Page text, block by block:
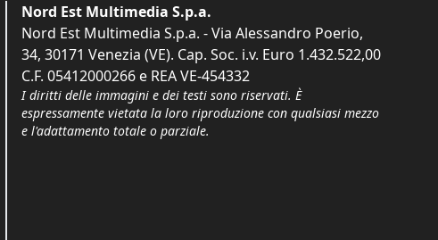
Nord Est Multimedia S.p.a.
Nord Est Multimedia S.p.a. - Via Alessandro Poerio,
34, 30171 Venezia (VE). Cap. Soc. i.v. Euro 1.432.522,00
C.F. 05412000266 e REA VE-454332
I diritti delle immagini e dei testi sono riservati. È
espressamente vietata la loro riproduzione con qualsiasi mezzo
e l'adattamento totale o parziale.